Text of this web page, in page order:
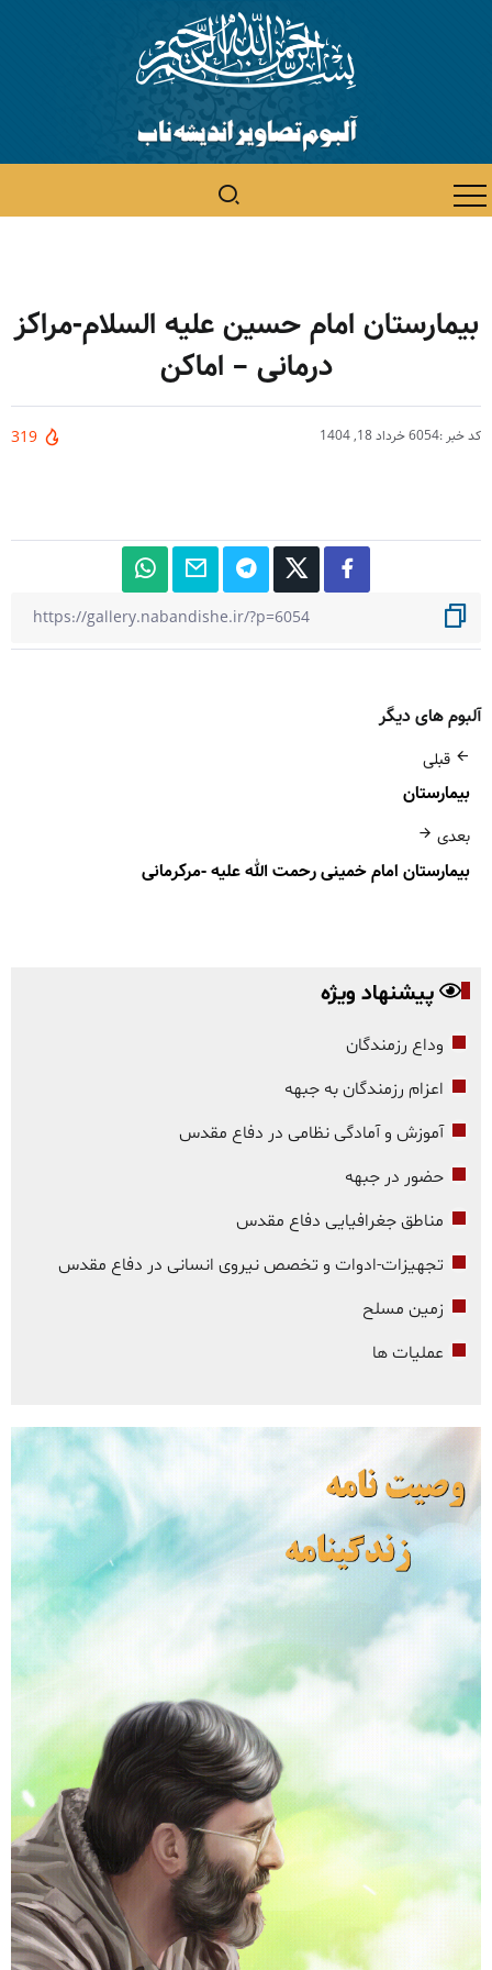
بیمارستان امام حسین علیه السلام-مراکز
درمانی – اماکن
کد خبر :6054 خرداد 18, 1404 319
آلبوم های دیگر
قبلی
بیمارستان
بعدی
بیمارستان امام خمینی رحمت الله علیه -مرکرمانی
پیشنهاد ویژه
وداع رزمندگان
اعزام رزمندگان به جبهه
آموزش و آمادگی نظامی در دفاع مقدس
حضور در جبهه
مناطق جغرافیایی دفاع مقدس
تجهیزات-ادوات و تخصص نیروی انسانی در دفاع مقدس
زمین مسلح
عملیات ها